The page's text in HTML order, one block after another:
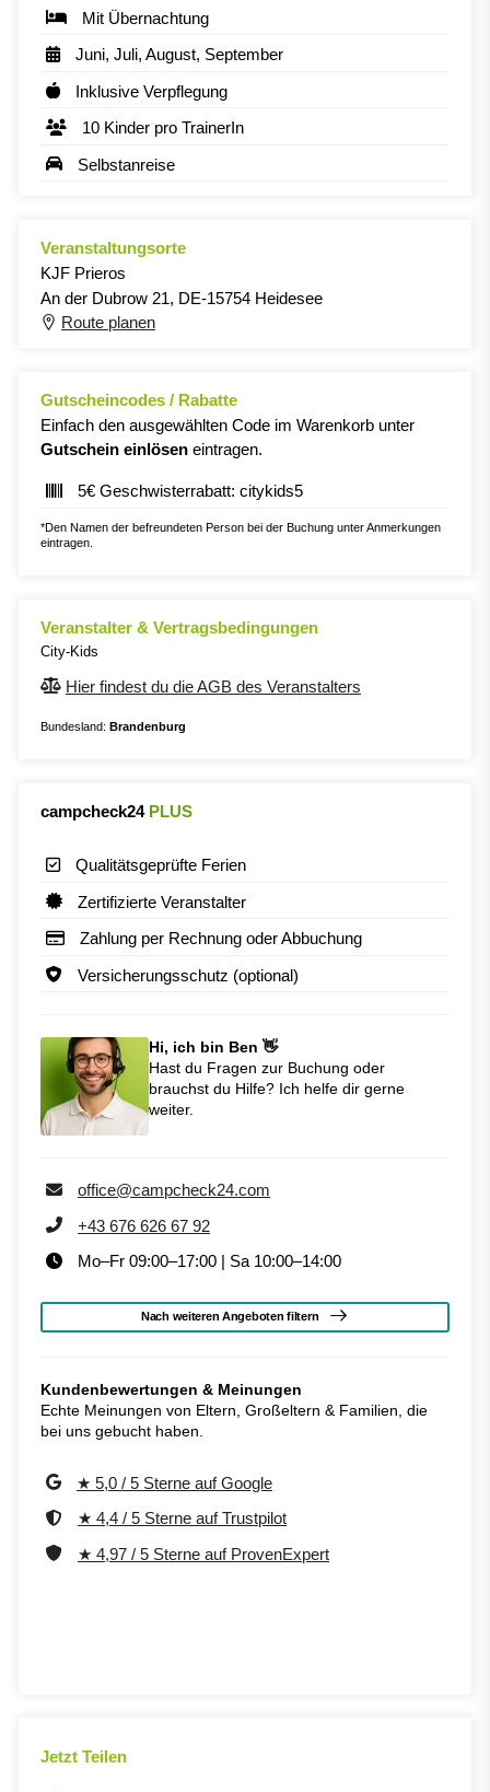
Mit Übernachtung
Juni, Juli, August, September
Inklusive Verpflegung
10 Kinder pro TrainerIn
Selbstanreise
Veranstaltungsorte
KJF Prieros
An der Dubrow 21, DE-15754 Heidesee
Route planen
Gutscheincodes / Rabatte
Einfach den ausgewählten Code im Warenkorb unter
Gutschein einlösen eintragen.
5€ Geschwisterrabatt: citykids5
*Den Namen der befreundeten Person bei der Buchung unter Anmerkungen
eintragen.
Veranstalter & Vertragsbedingungen
City-Kids
Hier findest du die AGB des Veranstalters
Bundesland: Brandenburg
campcheck24 PLUS
Qualitätsgeprüfte Ferien
Zertifizierte Veranstalter
Zahlung per Rechnung oder Abbuchung
Versicherungsschutz (optional)
Hi, ich bin Ben 👋
Hast du Fragen zur Buchung oder
brauchst du Hilfe? Ich helfe dir gerne
weiter.
office@campcheck24.com
+43 676 626 67 92
Mo–Fr 09:00–17:00 | Sa 10:00–14:00
Nach weiteren Angeboten filtern
Kundenbewertungen & Meinungen
Echte Meinungen von Eltern, Großeltern & Familien, die
bei uns gebucht haben.
★ 5,0 / 5 Sterne auf Google
★ 4,4 / 5 Sterne auf Trustpilot
★ 4,97 / 5 Sterne auf ProvenExpert
Jetzt Teilen